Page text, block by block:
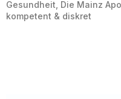
Gesundheit, Die Mainz
kompetent & diskret